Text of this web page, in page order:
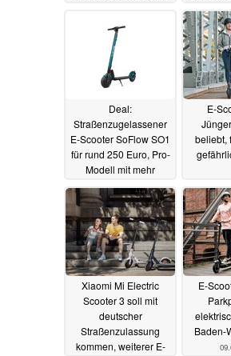
05.06.2022
ab 399
Deal:
Straßenzugelassener
E-Scooter SoFlow SO1
für rund 250 Euro, Pro-
Modell mit mehr
im Angebot21.05.2022
E-
beliebt,
Xiaomi Mi Electric
Scooter 3 soll mit
deutscher
Straßenzulassung
kommen, weiterer E-
E-
Baden-